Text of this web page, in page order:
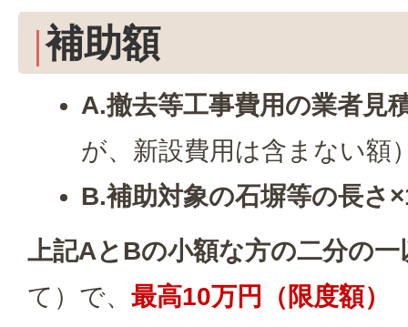
補助額
A.撤去等工事費用の業者見
が、新設費用は含まない額
B.補助対象の石塀等の長さ
上記AとBの小額な方の二分の一
て）で、 最高10万円（限度額）